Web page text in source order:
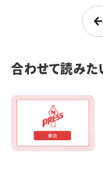
合わせて読みた